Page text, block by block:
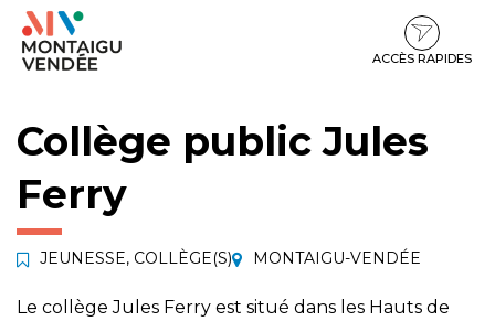
Gestion des traceurs
Aller
Aller
contenu
Aller
pied
ACCÈS RAPIDES
Collège public Jules
Ferry
JEUNESSE, COLLÈGE(S) MONTAIGU-VENDÉE
Le collège Jules Ferry est situé dans les Hauts de